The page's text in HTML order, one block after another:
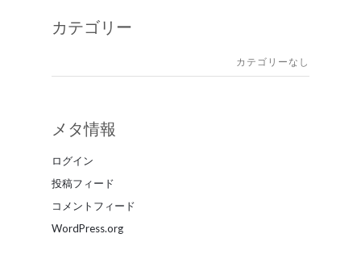
カテゴリー
カテゴリーなし
メタ情報
ログイン
投稿フィード
コメントフィード
WordPress.org